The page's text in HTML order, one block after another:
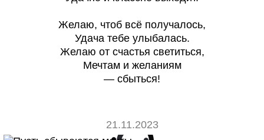
Желаю, чтоб всё получалось,
Удача тебе улыбалась.
Желаю от счастья светиться,
Мечтам и желаниям
— сбыться!
21.11.2023